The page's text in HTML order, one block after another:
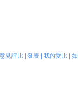
意見評比| 發表| 我的愛比|